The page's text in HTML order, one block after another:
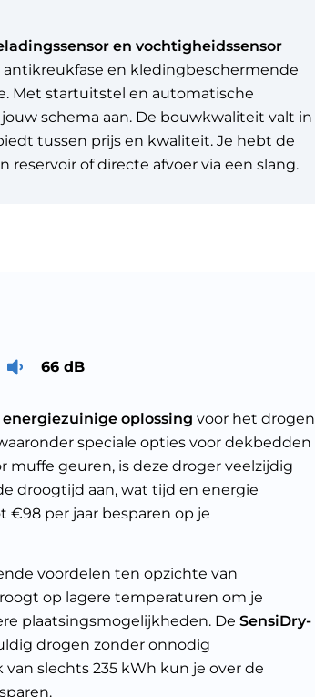
en vochtigheidssensor
en kledingbeschermende
Met startuitstel en automatische
schema aan. De bouwkwaliteit valt in
tussen prijs en kwaliteit. Je hebt de
of directe afvoer via een slang.
66 dB
energiezuinige oplossing voor het drogen
speciale opties voor dekbedden
muffe geuren, is deze droger veelzijdig
droogtijd aan, wat tijd en energie
€98 per jaar besparen op je
voordelen ten opzichte van
op lagere temperaturen om je
plaatsingsmogelijkheden. De SensiDry-
drogen zonder onnodig
slechts 235 kWh kun je over de